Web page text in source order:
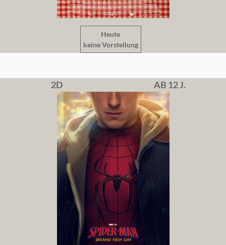
Heute
keine Vorstellung
2D AB 12 J.